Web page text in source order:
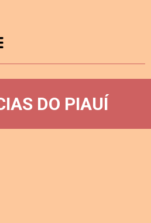
DO PIAUÍ